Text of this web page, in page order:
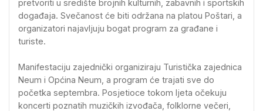
pretvoriti u središte brojnih kulturnih, zabavnih i sportskih
događaja. Svečanost će biti održana na platou Poštari, a
organizatori najavljuju bogat program za građane i
turiste.
Manifestaciju zajednički organiziraju Turistička zajednica
Neum i Općina Neum, a program će trajati sve do
početka septembra. Posjetioce tokom ljeta očekuju
koncerti poznatih muzičkih izvođača, folklorne večeri,